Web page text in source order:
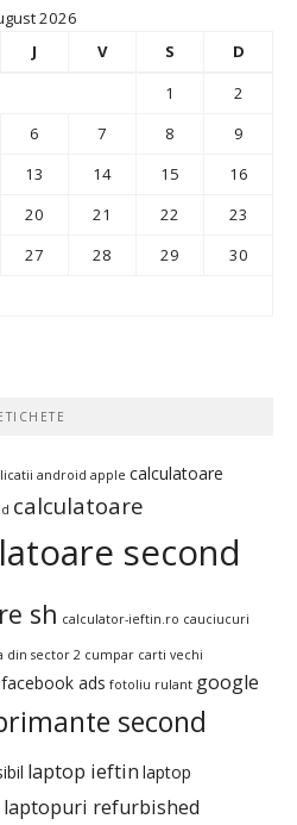
2026
J V S
D
1
2
6 7 8
9
13 14 15
16
20 21 22
23
27 28 29
30
android apple calculatoare
calculatoare
second
sh calculator-ieftin.ro cauciucuri
din sector 2 cumpar carti vechi
facebook ads fotoliu rulant google
second
laptop ieftin laptop
laptopuri refurbished